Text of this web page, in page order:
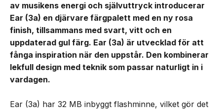
av musikens energi och självuttryck introducerar
Ear (3a) en djärvare färgpalett med en ny rosa
finish, tillsammans med svart, vitt och en
uppdaterad gul färg. Ear (3a) är utvecklad för att
fånga inspiration när den uppstår. Den kombinerar
lekfull design med teknik som passar naturligt in i
vardagen.
Ear (3a) har 32 MB inbyggt flashminne, vilket gör det